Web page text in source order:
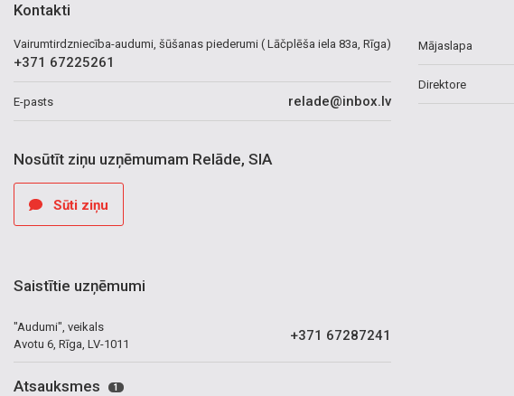
Kontakti
Vairumtirdzniecība-audumi, šūšanas piederumi ( Lāčplēša iela 83a, Rīga)
+371 67225261
E-pasts relade@inbox.lv
Mājaslapa
Direktore
Nosūtīt ziņu uzņēmumam Relāde, SIA
Sūti ziņu
Saistītie uzņēmumi
"Audumi", veikals
Avotu 6, Rīga, LV-1011
+371 67287241
Atsauksmes 1